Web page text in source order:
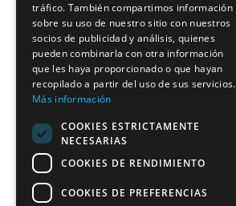
tráfico. También compartimos información
sobre su uso de nuestro sitio con nuestros
socios de publicidad y análisis, quienes
pueden combinarla con otra información
que les haya proporcionado o que hayan
recopilado a partir del uso de sus servicios.
Más información
COOKIES ESTRICTAMENTE
NECESARIAS
COOKIES DE RENDIMIENTO
COOKIES DE PREFERENCIAS